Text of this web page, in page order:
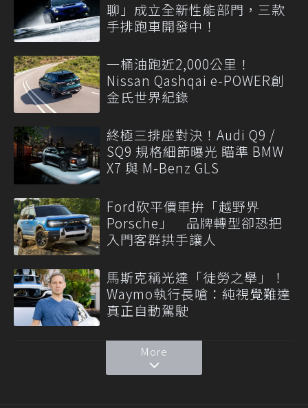
聊」成立全新性能部門，三款
手排跑車開發中！
一桶油跑近2,000公里！
Nissan Qashqai e-POWER創
金氏世界紀錄
終極三排座對決！Audi Q9 /
SQ9 規格細節曝光 瞄準 BMW
X7 與 M-Benz GLS
Ford砍平價車拚「越野界
Porsche」 品牌轉型卻恐把
入門客群拱手讓人
馬斯克稱光達「徒勞之舉」！
Waymo執行長嗆：純視覺難達
真正自動駕駛
More